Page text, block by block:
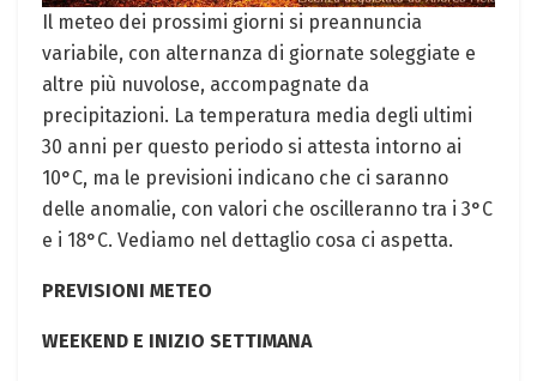
Il meteo dei prossimi giorni si preannuncia
variabile, con alternanza di giornate soleggiate e
altre più nuvolose, accompagnate da
precipitazioni. La temperatura media degli ultimi
30 anni per questo periodo si attesta intorno ai
10°C, ma le previsioni indicano che ci saranno
delle anomalie, con valori che oscilleranno tra i 3°C
e i 18°C. Vediamo nel dettaglio cosa ci aspetta.
PREVISIONI METEO
WEEKEND E INIZIO SETTIMANA